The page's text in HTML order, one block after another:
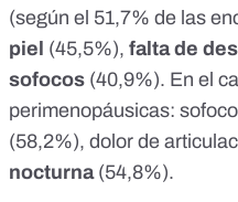
(según el 51,7% de las
piel (45,5%), falta de
sofocos (40,9%). En el
perimenopáusicas:
(58,2%), dolor de
nocturna(54,8%).